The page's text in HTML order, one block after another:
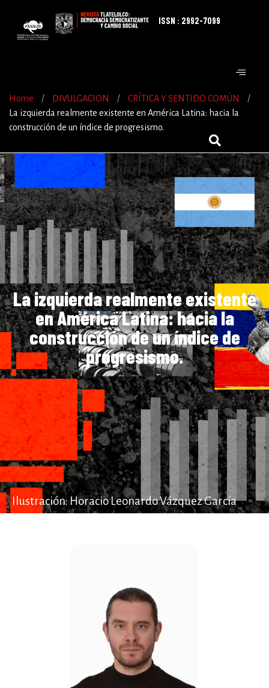
ISSN : 2992-7099
Home / DIVULGACION / CRÍTICA Y SENTIDO COMÚN
/
La izquierda realmente existente en América Latina: hacia la
construcción de un índice de progresismo.
La izquierda realmente existente
en América Latina: hacia la
construcción de un índice de
progresismo.
Ilustración: Horacio Leonardo Vázquez García